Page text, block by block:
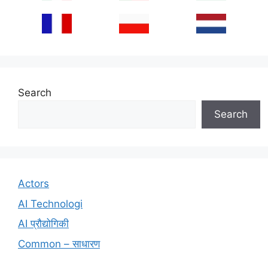
Search
Search
Actors
AI Technologi
AI प्रौद्योगिकी
Common – साधारण